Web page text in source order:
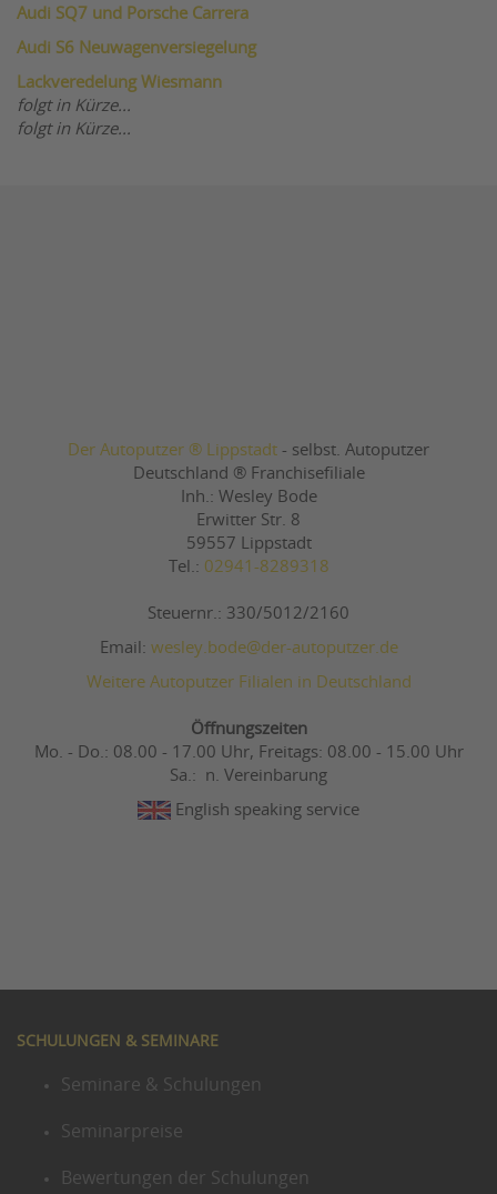
Audi SQ7 und Porsche Carrera
Audi S6 Neuwagenversiegelung
Lackveredelung Wiesmann
folgt in Kürze...
folgt in Kürze...
Der Autoputzer ® Lippstadt - selbst. Autoputzer
Deutschland ® Franchisefiliale
Inh.: Wesley Bode
Erwitter Str. 8
59557 Lippstadt
Tel.: 02941-8289318
Steuernr.: 330/5012/2160
Email: wesley.bode@der-autoputzer.de
Weitere Autoputzer Filialen in Deutschland
Öffnungszeiten
Mo. - Do.: 08.00 - 17.00 Uhr, Freitags: 08.00 - 15.00 Uhr
Sa.: n. Vereinbarung
English speaking service
SCHULUNGEN & SEMINARE
Seminare & Schulungen
Seminarpreise
Bewertungen der Schulungen